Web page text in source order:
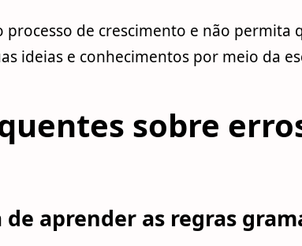
de crescimento e não permita
ideias e conhecimentos por meio da
sobre
aprender as regras